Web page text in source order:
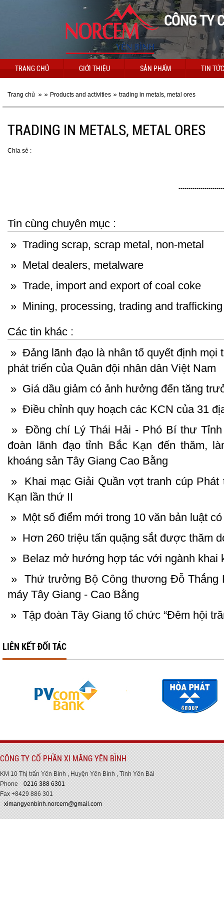
CÔNG TY
TRANG CHỦ GIỚI THIỆU SẢN PHẨM TIN TỨC
Trang chủ » » Products and activities » trading in metals, metal ores
TRADING IN METALS, METAL ORES
Chia sẻ :
Tin cùng chuyên mục :
» Trading scrap, scrap metal, non-metal
» Metal dealers, metalware
» Trade, import and export of coal coke
» Mining, processing, trading and
Các tin khác :
» Đảng lãnh đạo là nhân tố quyết định
phát triển của Quân đội nhân dân Việt Nam
» Giá dầu giảm có ảnh hưởng đến tăng
» Điều chỉnh quy hoạch các KCN của 31
»
Đồng chí Lý Thái Hải - Phó Bí thư
đoàn lãnh đạo tỉnh Bắc Kạn đến thăm,
khoáng sản Tây Giang Cao Bằng
»
Khai mạc Giải Quần vợt tranh cúp
Kạn lần thứ II
» Một số điểm mới trong 10 văn bản luật
» Hơn 260 triệu tấn quặng sắt được thăm
» Belaz mở hướng hợp tác với ngành khai
» Thứ trưởng Bộ Công thương Đỗ Thắng
máy Tây Giang - Cao Bằng
» Tập đoàn Tây Giang tổ chức “Đêm hội
LIÊN KẾT ĐỐI TÁC
CÔNG TY CỔ PHẦN XI MĂNG YÊN BÌNH
KM 10 Thị trấn Yên Bình , Huyện Yên Bình , Tỉnh Yên Bái
Phone
0216 388 6301
Fax +8429 886 301
ximangyenbinh.norcem@gmail.com